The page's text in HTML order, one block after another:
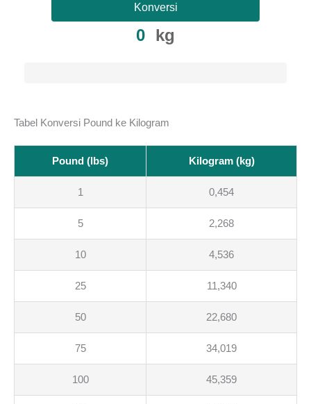
Konversi
0 kg
Tabel Konversi Pound ke Kilogram
Pound (lbs) Kilogram (kg)
1 0,454
5 2,268
10 4,536
25 11,340
50 22,680
75 34,019
100 45,359